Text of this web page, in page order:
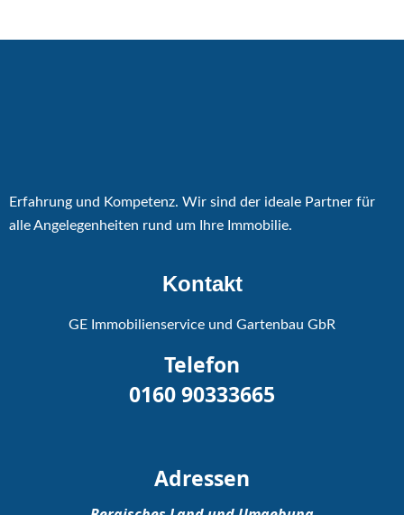
Erfahrung und Kompetenz. Wir sind der ideale Partner für
alle Angelegenheiten rund um Ihre Immobilie.
Kontakt
GE Immobilienservice und Gartenbau GbR
Telefon
0160 90333665
Adressen